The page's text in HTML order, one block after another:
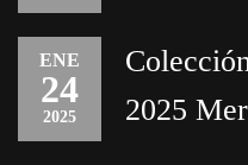
ENE
24
2025
2025